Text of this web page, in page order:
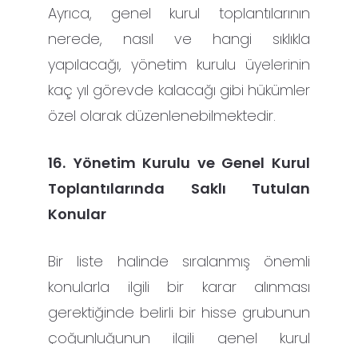
Ayrıca, genel kurul toplantılarının
nerede, nasıl ve hangi sıklıkla
yapılacağı, yönetim kurulu üyelerinin
kaç yıl görevde kalacağı gibi hükümler
özel olarak düzenlenebilmektedir.
16. Yönetim Kurulu ve Genel Kurul
Toplantılarında Saklı Tutulan
Konular
Bir liste halinde sıralanmış önemli
konularla ilgili bir karar alınması
gerektiğinde belirli bir hisse grubunun
çoğunluğunun ilgili genel kurul